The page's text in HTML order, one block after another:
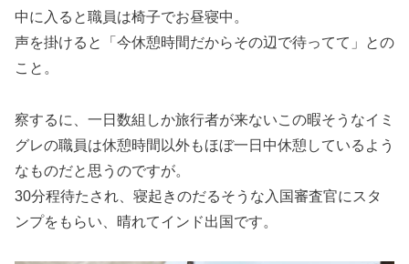
中に入ると職員は椅子でお昼寝中。
声を掛けると「今休憩時間だからその辺で待ってて」との
こと。
察するに、一日数組しか旅行者が来ないこの暇そうなイミ
グレの職員は休憩時間以外もほぼ一日中休憩しているよう
なものだと思うのですが。
30分程待たされ、寝起きのだるそうな入国審査官にスタ
ンプをもらい、晴れてインド出国です。